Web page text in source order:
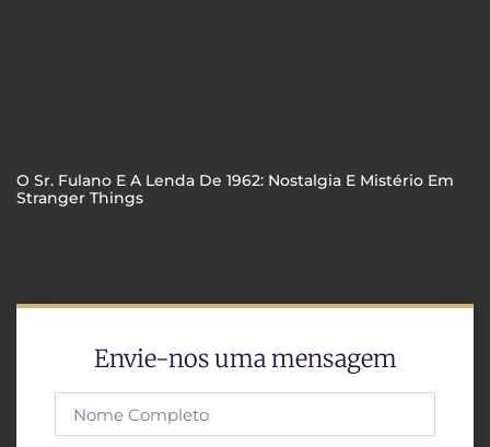
O Sr. Fulano E A Lenda De 1962: Nostalgia E Mistério Em
Stranger Things
Envie-nos uma mensagem